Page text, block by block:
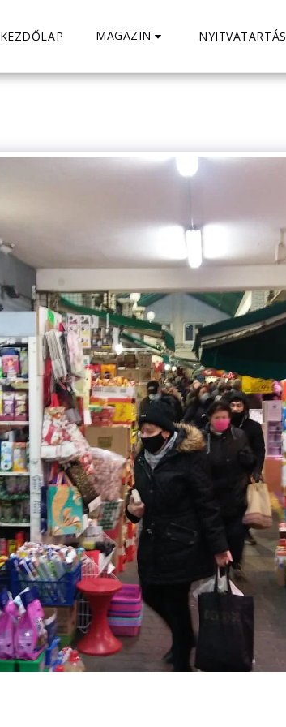
KEZDŐLAP MAGAZIN NYITVATARTÁS